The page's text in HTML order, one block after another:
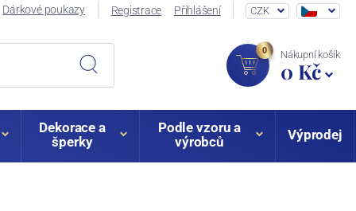
Dárkové poukazy Registrace Přihlášení CZK
0 Nákupní košík
0 Kč
Dekorace a
šperky
Podle vzoru a
výrobců
Výprodej